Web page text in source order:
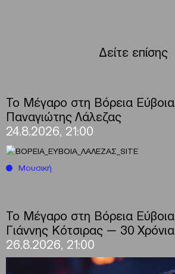
Δείτε επίσης
Το Μέγαρο στη Βόρεια Εύβοια
Παναγιώτης Λάλεζας
24.8.2026, 21:00
Μουσική
Το Μέγαρο στη Βόρεια Εύβοια
Γιάννης Κότσιρας — 30 Χρόνια
26.8.2026, 21:00